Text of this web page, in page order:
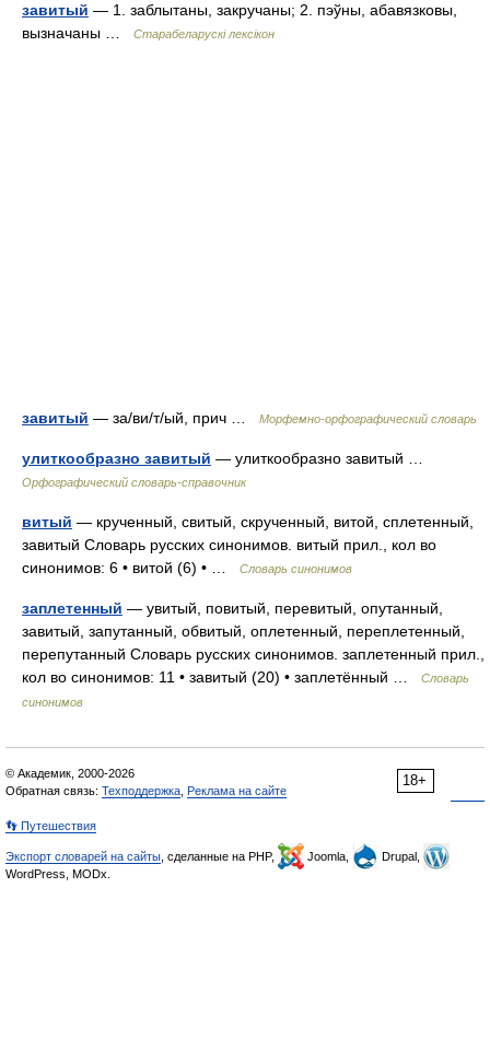
завитый — 1. заблытаны, закручаны; 2. пэўны, абавязковы,
вызначаны …
Старабеларускі лексікон
завитый — за/ви/т/ый, прич … Морфемно-орфографический словарь
улиткообразно завитый — улиткообразно завитый …
Орфографический словарь-справочник
витый — крученный, свитый, скрученный, витой, сплетенный,
завитый Словарь русских синонимов. витый прил., кол во
синонимов: 6 • витой (6) • …
Словарь синонимов
заплетенный — увитый, повитый, перевитый, опутанный,
завитый, запутанный, обвитый, оплетенный, переплетенный,
перепутанный Словарь русских синонимов. заплетенный прил.,
кол во синонимов: 11 • завитый (20) • заплетённый …
Словарь
синонимов
18+
© Академик, 2000-2026
Обратная связь: Техподдержка Реклама на сайте
👣 Путешествия
Экспорт словарей на сайты , сделанные на PHP, Joomla,
Drupal,
WordPress, MODx.